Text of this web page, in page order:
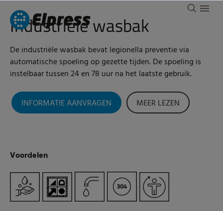
Industriële wasbak
De industriële wasbak bevat legionella preventie via
automatische spoeling op gezette tijden. De spoeling is
instelbaar tussen 24 en 78 uur na het laatste gebruik.
INFORMATIE AANVRAGEN MEER LEZEN
Voordelen